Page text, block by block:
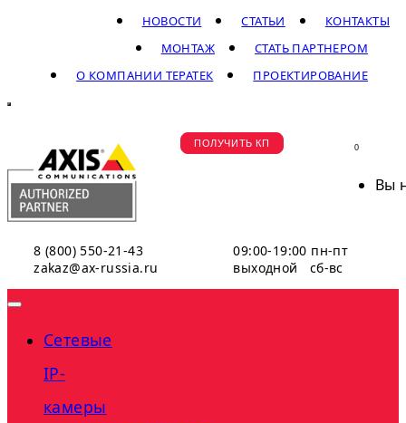
КОНТАКТЫ
СТАТЬИ
НОВОСТИ
СТАТЬ ПАРТНЕРОМ
МОНТАЖ
ПРОЕКТИРОВАНИЕ
О КОМПАНИИ ТЕРАТЕК
8 (800) 550-21-43
zakaz@ax-russia.ru
09:00-19:00 пн-пт
выходной сб-вс
ПОЛУЧИТЬ КП 0
Вы
Сетевые
IP-
камеры